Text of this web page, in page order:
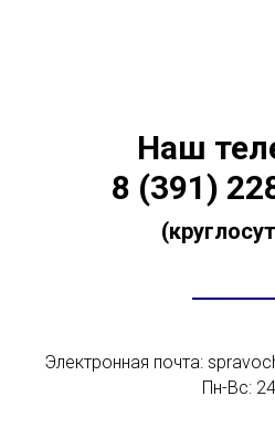
Наш
8 (391)
Электронная почта:
Пн-Вс: